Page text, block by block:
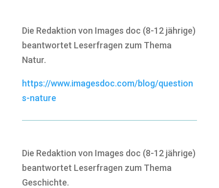
Die Redaktion von Images doc (8-12 jährige)
beantwortet Leserfragen zum Thema
Natur.
https://www.imagesdoc.com/blog/question
s-nature
Die Redaktion von Images doc (8-12 jährige)
beantwortet Leserfragen zum Thema
Geschichte.